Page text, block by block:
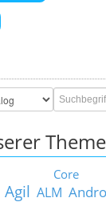
Core
Agil ALM